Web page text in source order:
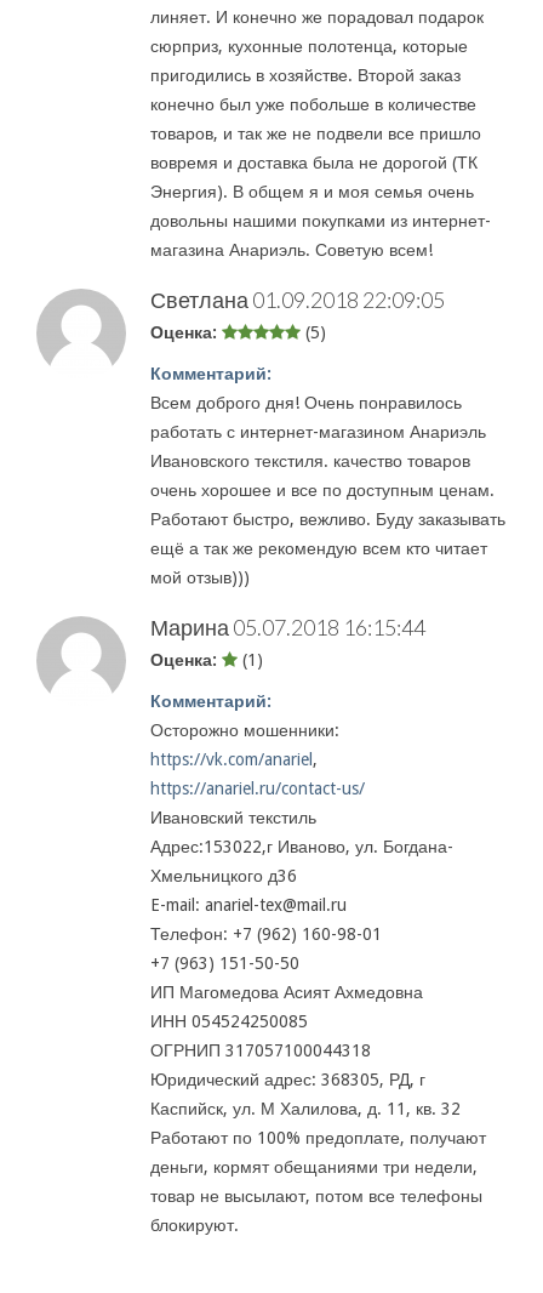
линяет. И конечно же порадовал подарок
сюрприз, кухонные полотенца, которые
пригодились в хозяйстве. Второй заказ
конечно был уже побольше в количестве
товаров, и так же не подвели все пришло
вовремя и доставка была не дорогой (ТК
Энергия). В общем я и моя семья очень
довольны нашими покупками из интернет-
магазина Анариэль. Советую всем!
Светлана 01.09.2018 22:09:05
Оценка: (5)
Комментарий:
Всем доброго дня! Очень понравилось
работать с интернет-магазином Анариэль
Ивановского текстиля. качество товаров
очень хорошее и все по доступным ценам.
Работают быстро, вежливо. Буду заказывать
ещё а так же рекомендую всем кто читает
мой отзыв)))
Марина 05.07.2018 16:15:44
Оценка: (1)
Комментарий:
Осторожно мошенники:
https://vk.com/anariel ,
https://anariel.ru/contact-us/
Ивановский текстиль
Адрес:153022,г Иваново, ул. Богдана-
Хмельницкого д36
E-mail: anariel-tex@mail.ru
Телефон: +7 (962) 160-98-01
+7 (963) 151-50-50
ИП Магомедова Асият Ахмедовна
ИНН 054524250085
ОГРНИП 317057100044318
Юридический адрес: 368305, РД, г
Каспийск, ул. М Халилова, д. 11, кв. 32
Работают по 100% предоплате, получают
деньги, кормят обещаниями три недели,
товар не высылают, потом все телефоны
блокируют.